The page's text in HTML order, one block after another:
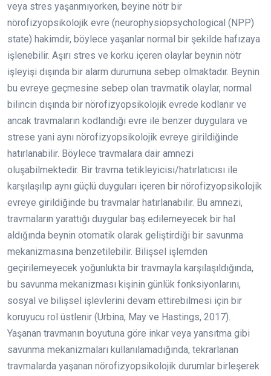
veya stres yaşanmıyorken, beyine nötr bir
nörofizyopsikolojik evre (neurophysiopsychological (NPP)
state) hakimdir, böylece yaşanlar normal bir şekilde hafızaya
işlenebilir. Aşırı stres ve korku içeren olaylar beynin nötr
işleyişi dışında bir alarm durumuna sebep olmaktadır. Beynin
bu evreye geçmesine sebep olan travmatik olaylar, normal
bilincin dışında bir nörofizyopsikolojik evrede kodlanır ve
ancak travmaların kodlandığı evre ile benzer duygulara ve
strese yani aynı nörofizyopsikolojik evreye girildiğinde
hatırlanabilir. Böylece travmalara dair amnezi
oluşabilmektedir. Bir travma tetikleyicisi/hatırlatıcısı ile
karşılaşılıp aynı güçlü duyguları içeren bir nörofizyopsikolojik
evreye girildiğinde bu travmalar hatırlanabilir. Bu amnezi,
travmaların yarattığı duygular baş edilemeyecek bir hal
aldığında beynin otomatik olarak geliştirdiği bir savunma
mekanizmasına benzetilebilir. Bilişsel işlemden
geçirilemeyecek yoğunlukta bir travmayla karşılaşıldığında,
bu savunma mekanizması kişinin günlük fonksiyonlarını,
sosyal ve bilişsel işlevlerini devam ettirebilmesi için bir
koruyucu rol üstlenir (Urbina, May ve Hastings, 2017).
Yaşanan travmanın boyutuna göre inkar veya yansıtma gibi
savunma mekanizmaları kullanılamadığında, tekrarlanan
travmalarda yaşanan nörofizyopsikolojik durumlar birleşerek